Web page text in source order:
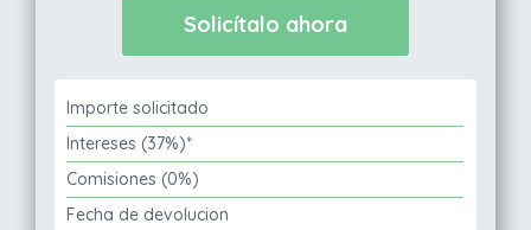
Importe solicitado
Intereses (37%)*
Comisiones (0%)
Fecha de devolucion